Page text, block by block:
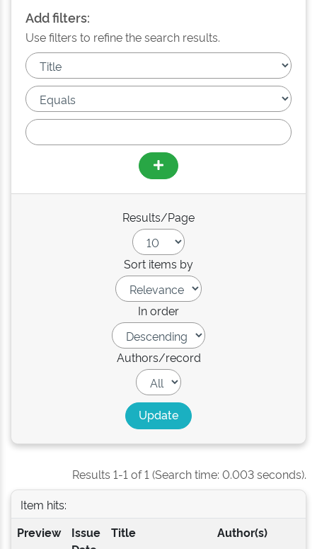
Add filters:
Use filters to refine the search results.
Results/Page
Sort items by
In order
Authors/record
Results 1-1 of 1 (Search time: 0.003 seconds).
Item hits:
Preview
Issue
Title Author(s)